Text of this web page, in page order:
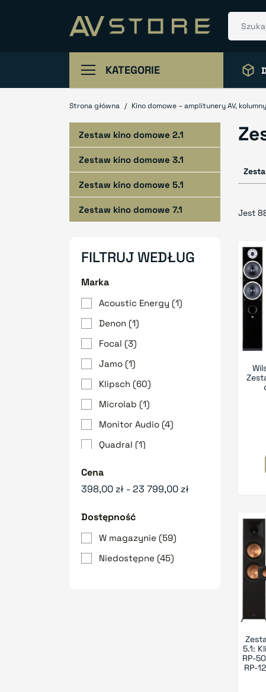
KATEGORIE
Strona główna Kino domowe – amplitunery AV,
Zestaw kino domowe 2.1
Zestaw kino domowe 3.1
Zestaw kino domowe 5.1
Zestaw kino domowe 7.1
FILTRUJ WEDŁUG
Marka
Acoustic Energy (1)
Denon (1)
Focal (3)
Jamo (1)
Klipsch (60)
Microlab (1)
Monitor Audio (4)
Quadral (1)
Taga Harmony (3)
Wharfedale
Wilson (7)
Cena
398,00 zł - 23 799,00 zł
Dostępność
W magazynie (59)
Niedostępne (45)
Jest
5.1:
RP-
RP-